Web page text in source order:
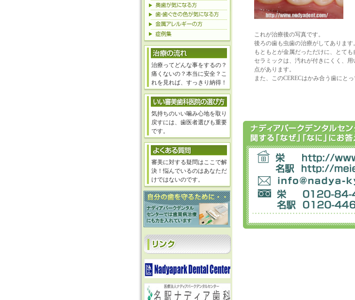
これが治療後の写真です。
後ろの歯も虫歯の治療がしてあります。
もともとが金属だっただけに、とて
セラミックは、汚れが付きにくく、
点があります。
また、このCERECはかみ合う歯にと
治療ってどんな事をするの？
痛くないの？本当に安全？こ
れを見れば、すっきり納得！
気持ちのいい噛み心地を取り
戻すには、歯医者選びも重要
です。
審美に対する疑問はここで解
決！悩んでいるのはあなただ
けではないのです。